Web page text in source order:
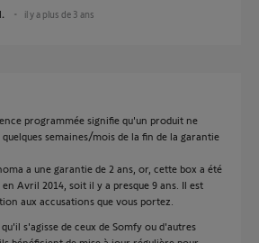
il y a plus de 3 ans
programmée signifie qu'un produit ne
semaines/mois de la fin de la garantie
a une garantie de 2 ans, or, cette box a été
Avril 2014, soit il y a presque 9 ans. Il est
aux accusations que vous portez.
s'agisse de ceux de Somfy ou d'autres